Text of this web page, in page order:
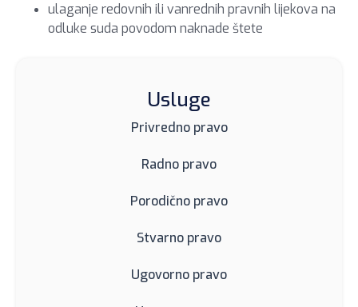
ulaganje redovnih ili vanrednih pravnih lijekova na
odluke suda povodom naknade štete
Usluge
Privredno pravo
Radno pravo
Porodično pravo
Stvarno pravo
Ugovorno pravo